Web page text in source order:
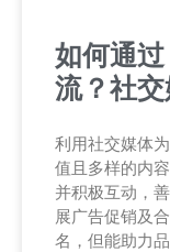
如何通过
流？社
利用社交媒体
值且多样的内
并积极互动，
展广告促销及
名，但能助力